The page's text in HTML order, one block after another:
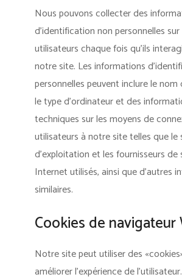
Nous pouvons collecter des
d’identification non personnelles sur
utilisateurs chaque fois qu’ils
notre site. Les informations
personnelles peuvent inclure le nom
le type d’ordinateur et des
techniques sur les moyens de
utilisateurs à notre site telles que le
d’exploitation et les fournisseurs de
Internet utilisés, ainsi que d’autres
similaires.
Cookies de navigateur
Notre site peut utiliser des
améliorer l’expérience de